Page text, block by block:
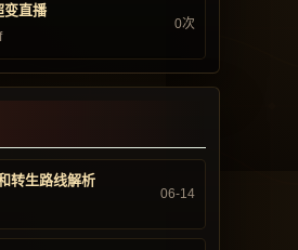
变直播
0次
转生路线解析
06-14